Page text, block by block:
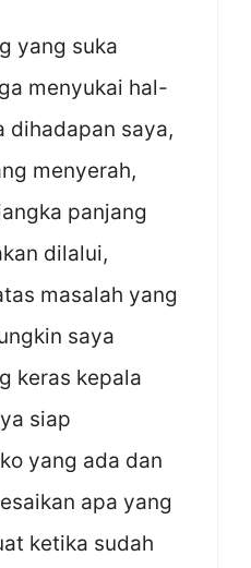
yang suka
menyukai hal-
dihadapan saya,
menyerah,
panjang
dilalui,
masalah yang
saya
keras kepala
siap
yang ada dan
apa yang
ketika sudah